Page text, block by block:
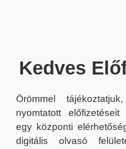
Kedves
Örömmel
nyomtatott
egy központi
digitális olvasó